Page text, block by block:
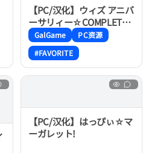
【PC/汉化】ウィズ アニバ
ーサリィー☆COMPLETE!
（ウィズ アニバーサリィ
ー FUNTA! feat.RURU）
GalGame
PC资源
#FAVORITE
【PC/汉化】はっぴぃ☆マ
ーガレット!